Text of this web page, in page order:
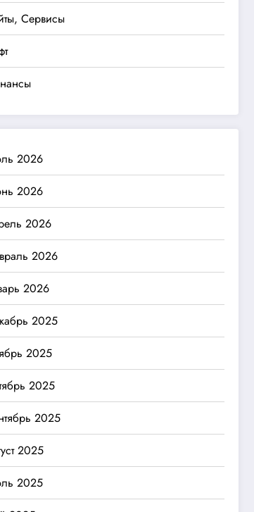
Сервисы
2026
2026
2026
2026
2026
2025
2025
2025
2025
2025
2025